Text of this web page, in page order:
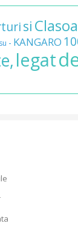
si
- KANGARO
legat